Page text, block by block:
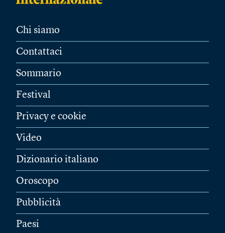
Chi siamo
Contattaci
Sommario
Festival
Privacy e cookie
Video
Dizionario italiano
Oroscopo
Pubblicità
Paesi